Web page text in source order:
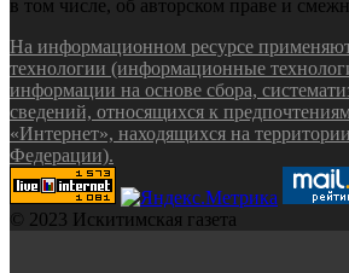
в том числе, об авторском праве и
На информационном ресурсе
технологии (информационные
информации на основе сбора,
сведений, относящихся к
«Интернет», находящихся на
Федерации).
© 2023 Искитимская газета